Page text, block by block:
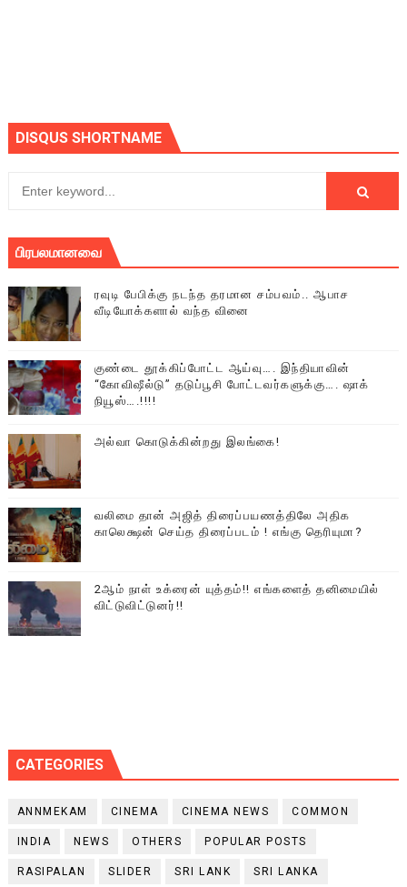
DISQUS SHORTNAME
பிரபலமானவை
ரவுடி பேபிக்கு நடந்த தரமான சம்பவம்.. ஆபாச
வீடியோக்களால் வந்த வினை
குண்டை தூக்கிப்போட்ட ஆய்வு…. இந்தியாவின்
“கோவிஷீல்டு” தடுப்பூசி போட்டவர்களுக்கு…. ஷாக்
நியூஸ்….!!!!
அல்வா கொடுக்கின்றது இலங்கை!
வலிமை தான் அஜித் திரைப்பயணத்திலே அதிக
காலெக்ஷன் செய்த திரைப்படம் ! எங்கு தெரியுமா?
2ஆம் நாள் உக்ரைன் யுத்தம்!! எங்களைத் தனிமையில்
விட்டுவிட்டுனர்!!
CATEGORIES
ANNMEKAM CINEMA CINEMA NEWS COMMON
INDIA NEWS OTHERS POPULAR POSTS
RASIPALAN SLIDER SRI LANK SRI LANKA